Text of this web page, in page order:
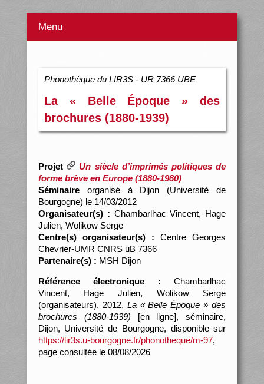
Menu
Phonothèque du LIR3S - UR 7366 UBE
La « Belle Époque » des
brochures (1880-1939)
Projet
Un siècle d’imprimés politiques de
forme brève en Europe (1880-1980)
Séminaireorganisé à Dijon (Université de
Bourgogne) le 14/03/2012
Organisateur(s) : Chambarlhac Vincent, Hage
Julien, Wolikow Serge
Centre(s) organisateur(s) : Centre Georges
Chevrier-UMR CNRS uB 7366
Partenaire(s) : MSH Dijon
Référence électronique : Chambarlhac
Vincent, Hage Julien, Wolikow Serge
(organisateurs), 2012, La « Belle Époque » des
brochures (1880-1939) [en ligne], séminaire,
Dijon, Université de Bourgogne, disponible sur
https://lir3s.u-bourgogne.fr/phonotheque/m-97,
page consultée le 08/08/2026